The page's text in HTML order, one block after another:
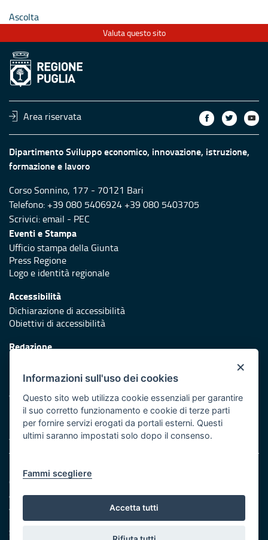
Ascolta
Valuta questo sito
Area riservata
Dipartimento Sviluppo economico, innovazione, istruzione,
formazione e lavoro
Corso Sonnino, 177 - 70121 Bari
Telefono: +39 080 5406924 +39 080 5403705
Scrivici:email - PEC
Eventi e Stampa
Ufficio stampa della Giunta
Press Regione
Logo e identità regionale
Accessibilità
Dichiarazione di accessibilità
Obiettivi di accessibilità
Redazione
Protezione civile
Vai al sito di Protezione Civile Puglia
Iniziativa finanziata con risorse del POR Puglia 2014/2020 -
Asse XI
Note legali
Cookie e privacy
Amministrazione trasparente
Atti di notifica
Feed RSS
Servizi Intranet
×
Informazioni sull'uso dei cookies
Questo sito web utilizza cookie essenziali per garantire
il suo corretto funzionamento e cookie di terze parti
per fornire servizi erogati da portali esterni. Questi
ultimi saranno impostati solo dopo il consenso.
Fammi scegliere
Accetta tutti